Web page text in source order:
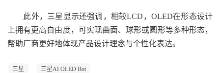
此外，三星显示还强调，相较LCD，OLED在形态设计
上拥有更高自由度，可实现曲面、球形或圆形等多种形态，
帮助厂商更好地体现产品设计理念与个性化表达。
三星 三星AI OLED Bot